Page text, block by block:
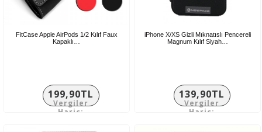
FitCase Apple AirPods 1/2 Kılıf Faux
Kapaklı…
199,90TL
Vergiler
Hariç:
iPhone X/XS Gizli Mıknatıslı Pencereli
Magnum Kılıf Siyah…
139,90TL
Vergiler
Hariç: